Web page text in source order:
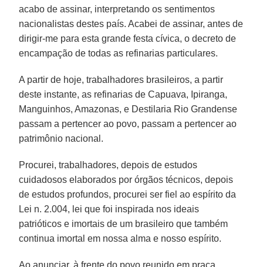
acabo de assinar, interpretando os sentimentos
nacionalistas destes país. Acabei de assinar, antes de
dirigir-me para esta grande festa cívica, o decreto de
encampação de todas as refinarias particulares.
A partir de hoje, trabalhadores brasileiros, a partir
deste instante, as refinarias de Capuava, Ipiranga,
Manguinhos, Amazonas, e Destilaria Rio Grandense
passam a pertencer ao povo, passam a pertencer ao
patrimônio nacional.
Procurei, trabalhadores, depois de estudos
cuidadosos elaborados por órgãos técnicos, depois
de estudos profundos, procurei ser fiel ao espírito da
Lei n. 2.004, lei que foi inspirada nos ideais
patrióticos e imortais de um brasileiro que também
continua imortal em nossa alma e nosso espírito.
Ao anunciar, à frente do povo reunido em praça